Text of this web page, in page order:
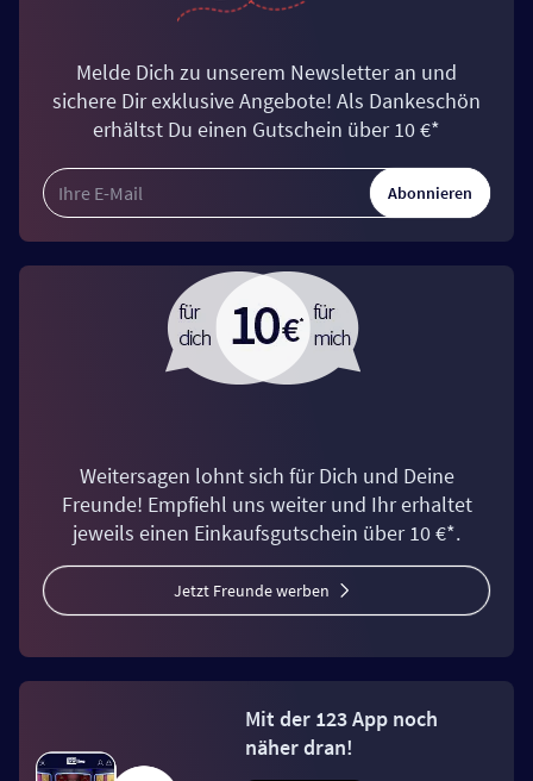
Melde Dich zu unserem Newsletter an und
sichere Dir exklusive Angebote! Als Dankeschön
erhältst Du einen Gutschein über 10 €*
Abonnieren
Weitersagen lohnt sich für Dich und Deine
Freunde! Empfiehl uns weiter und Ihr erhaltet
jeweils einen Einkaufsgutschein über 10 €*.
Jetzt Freunde werben
Mit der 123 App noch
näher dran!